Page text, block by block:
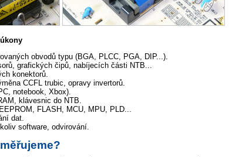
obvodů typu (BGA, PLCC, PGA, DIP...).
grafických čipů, nabíjecích části NTB...
konektorů.
CCFL trubic, opravy invertorů.
notebook, Xbox).
klávesnic do NTB.
FLASH, MCU, MPU, PLD...
dat.
software, odvirování.